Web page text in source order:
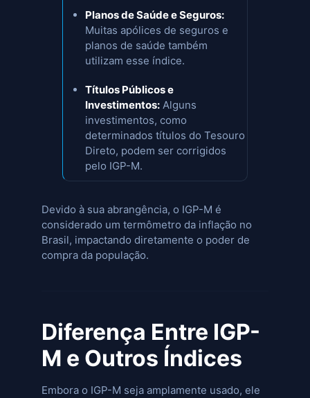
Planos de Saúde e Seguros:
Muitas apólices de seguros e
planos de saúde também
utilizam esse índice.
Títulos Públicos e
Investimentos: Alguns
investimentos, como
determinados títulos do Tesouro
Direto, podem ser corrigidos
pelo IGP-M.
Devido à sua abrangência, o IGP-M é
considerado um termômetro da inflação no
Brasil, impactando diretamente o poder de
compra da população.
Diferença Entre IGP-
M e Outros Índices
Embora o IGP-M seja amplamente usado, ele